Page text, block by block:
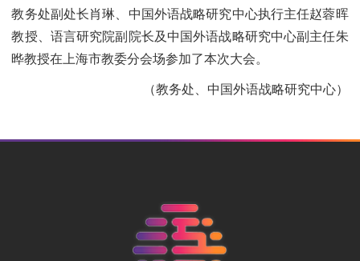
教务处副处长肖琳、中国外语战略研究中心执行主任赵蓉晖
教授、语言研究院副院长及中国外语战略研究中心副主任朱
晔教授在上海市教委分会场参加了本次大会。
（教务处、中国外语战略研究中心）